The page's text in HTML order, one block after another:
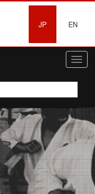
JP EN